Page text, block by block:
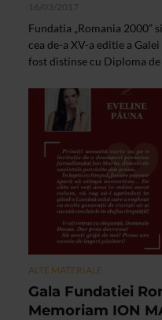
16/03/2017
Fundatia „Romania 2000”
cea de-a XV-a editie a
fost distinse cu Diploma de
ALTE MATERIALE
Gala Fundatiei
Memoriam ION